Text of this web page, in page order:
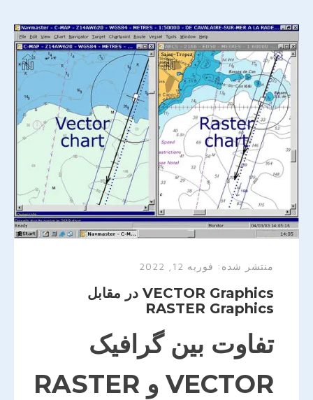
منتشر شده: فوریه 12, 2022
VECTOR Graphics در مقابل
RASTER Graphics
تفاوت بین گرافیک
VECTOR و RASTER